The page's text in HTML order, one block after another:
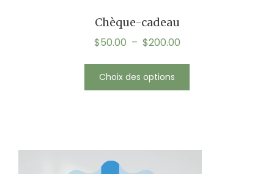
Chèque-cadeau
$50.00 – $200.00
Choix des options